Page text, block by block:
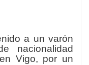
a un varón
nacionalidad
Vigo, por un